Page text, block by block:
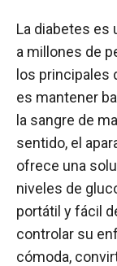
La diabetes es
a millones de
los principales
es mantener
la sangre de
sentido, el
ofrece una
niveles de
portátil y fácil
controlar su
cómoda,